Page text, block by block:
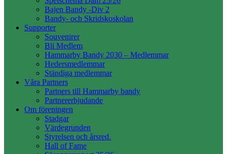
Bajen Bandy -Div 2
Bandy- och Skridskoskolan
Supporter
Souvenirer
Bli Medlem
Hammarby Bandy 2030 – Medlemmar
Hedersmedlemmar
Ständiga medlemmar
Våra Partners
Partners till Hammarby bandy
Partnererbjudande
Om föreningen
Stadgar
Värdegrunden
Styrelsen och årsred.
Hall of Fame